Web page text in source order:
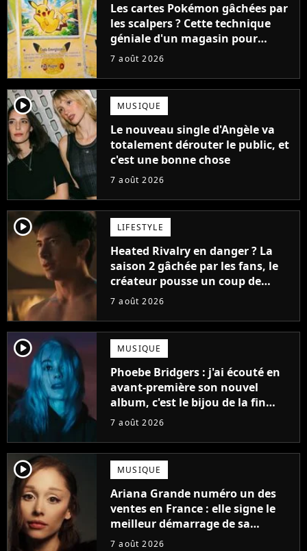
Les cartes Pokémon gâchées par
les scalpers ? Cette technique
géniale d'un magasin pour
ruiner les revendeurs
7 août 2026
player2 MUSIQUE
Le nouveau single d'Angèle va
totalement dérouter le public, et
c'est une bonne chose
7 août 2026
player2 LIFESTYLE
Heated Rivalry en danger ? La
saison 2 gâchée par les fans, le
créateur pousse un coup de
gueule
7 août 2026
player2 MUSIQUE
Phoebe Bridgers : j'ai écouté en
avant-première son nouvel
album, c'est le bijou de la fin
d'été
7 août 2026
player2 MUSIQUE
Ariana Grande numéro un des
ventes en France : elle signe le
meilleur démarrage de sa
carrière avec son album Petal
7 août 2026